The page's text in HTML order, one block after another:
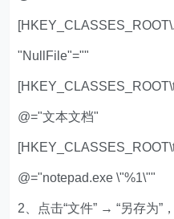
"NullFile"=""
@="文本文档"
@="notepad.exe \"%1\""
2、点击“文件” → “另存为”